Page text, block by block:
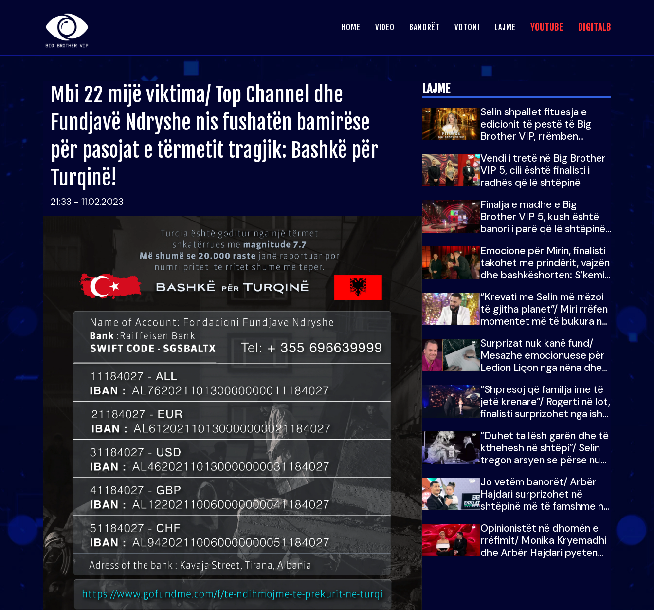
HOME VIDEO BANORËT VOTONI LAJME YOUTUBE DIGITALB
Mbi 22 mijë viktima/ Top Channel dhe
Fundjavë Ndryshe nis fushatën bamirëse
për pasojat e tërmetit tragjik: Bashkë për
Turqinë!
21:33 - 11.02.2023
LAJME
Selin shpallet fituesja e
edicionit të pestë të Big
Brother VIP, rrëmben
mijë eurosh
Vendi i tretë në Big Brother
VIP 5, cili është finalisti i
radhës që lë shtëpinë
Finalja e madhe e Big
Brother VIP 5, kush është
banori i parë që lë shtëpinë
fituar çmimin e madh
Emocione për Mirin, finalisti
takohet me prindërit, vajzën
dhe bashkëshorten: S’kemi
“Krevati me Selin më rrëzoi
të gjitha planet”/ Miri rrëfen
momentet më të bukura në
mungojë zilja e mëngjesit
kur…
Surprizat nuk kanë fund/
Mesazhe emocionuese për
Ledion Liçon nga nëna dhe
i mban dot lotët: Nuk
meritoj…
“Shpresoj që familja ime të
jetë krenare”/ Rogerti në lot,
finalisti surprizohet nga ish-
“Duhet ta lësh garën dhe të
kthehesh në shtëpi”/ Selin
tregon arsyen se përse nuk
Doja ta çoja luftën time deri
në fund
Jo vetëm banorët/ Arbër
Hajdari surprizohet në
shtëpinë më të famshme në
me vajzën e tij
Opinionistët në dhomën e
rrëfimit/ Monika Kryemadhi
dhe Arbër Hajdari pyeten